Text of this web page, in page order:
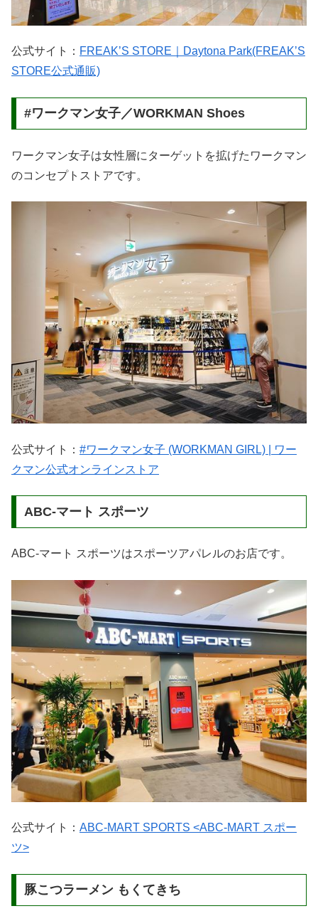
公式サイト： FREAK’S STORE｜Daytona Park(FREAK’S
STORE公式通販)
#ワークマン女子／WORKMAN Shoes
ワークマン女子は女性層にターゲットを拡げたワークマン
のコンセプトストアです。
公式サイト： #ワークマン女子 (WORKMAN GIRL) | ワー
クマン公式オンラインストア
ABC-マート スポーツ
ABC-マート スポーツはスポーツアパレルのお店です。
公式サイト： ABC-MART SPORTS <ABC-MART スポー
ツ>
豚こつラーメン もくてきち